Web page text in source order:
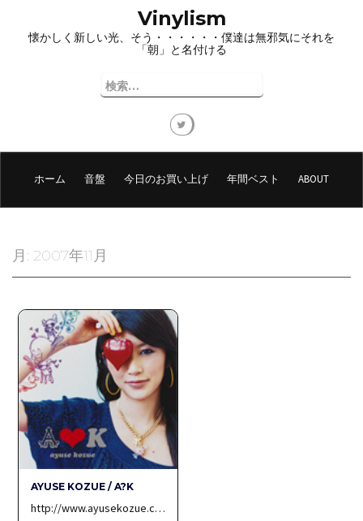
プ
Vinylism
懐かしく新しい光、そう・・・・・・僕達は無邪気にそれを
「朝」と名付ける
検
索:
ホーム 音盤 今日のお買い上げ 年間ベスト ABOUT
月: 2007年11月
AYUSE KOZUE / A?K
http://www.ayusekozue.c…